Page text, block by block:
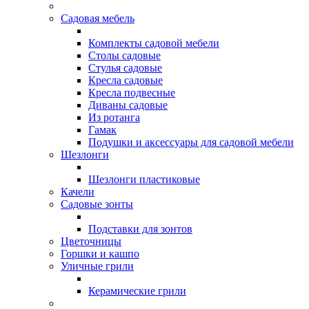
Садовая мебель
Комплекты садовой мебели
Столы садовые
Стулья садовые
Кресла садовые
Кресла подвесные
Диваны садовые
Из ротанга
Гамак
Подушки и аксессуары для садовой мебели
Шезлонги
Шезлонги пластиковые
Качели
Садовые зонты
Подставки для зонтов
Цветочницы
Горшки и кашпо
Уличные грили
Керамические грили